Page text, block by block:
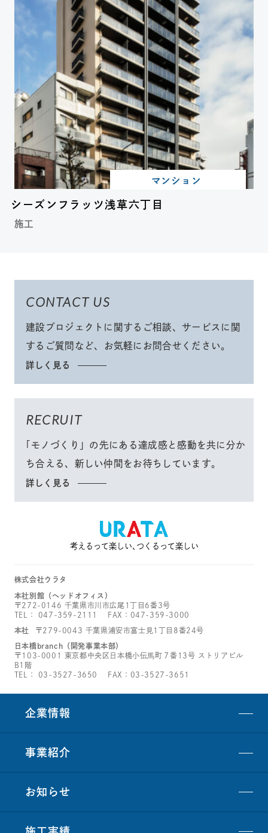
マンション
シーズンフラッツ浅草六丁目
施工
CONTACT US
建設プロジェクトに関するご相談、サービスに関
するご質問など、
お気軽にお問合せください。
詳しく見る
RECRUIT
「モノづくり」 の先にある達成感と感動を共に分か
ち合える、 新しい仲間をお待ちしています。
詳しく見る
考えるって楽しい､つくるって楽しい
株式会社ウラタ
本社別館（ヘッドオフィス）
〒272-0146 千葉県市川市広尾1丁目6番3号
TEL： 047-359-2111 FAX：047-359-3000
本社 〒279-0043 千葉県浦安市富士見1丁目8番24号
日本橋branch（開発事業本部）
〒103-0001 東京都中央区日本橋小伝馬町７番13号 ストリアビル
B1階
TEL： 03-3527-3650 FAX：03-3527-3651
企業情報
事業紹介
お知らせ